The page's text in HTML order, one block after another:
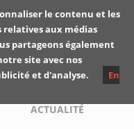
de
ACTUALITÉ
le contenu et les
aux médias
partageons également
site avec nos
et d'analyse.
En